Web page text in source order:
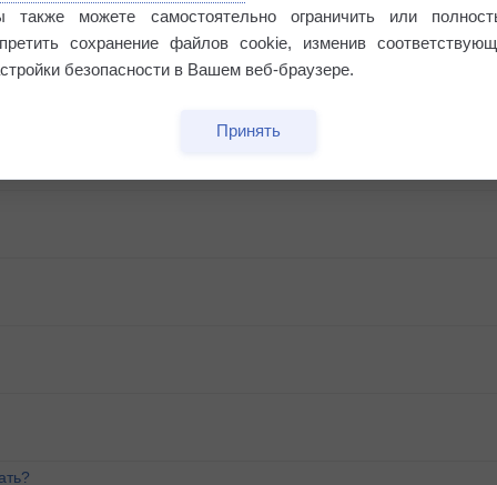
также можете самостоятельно ограничить или
сохранение файлов cookie, изменив
безопасности в Вашем веб-браузере.
Принять